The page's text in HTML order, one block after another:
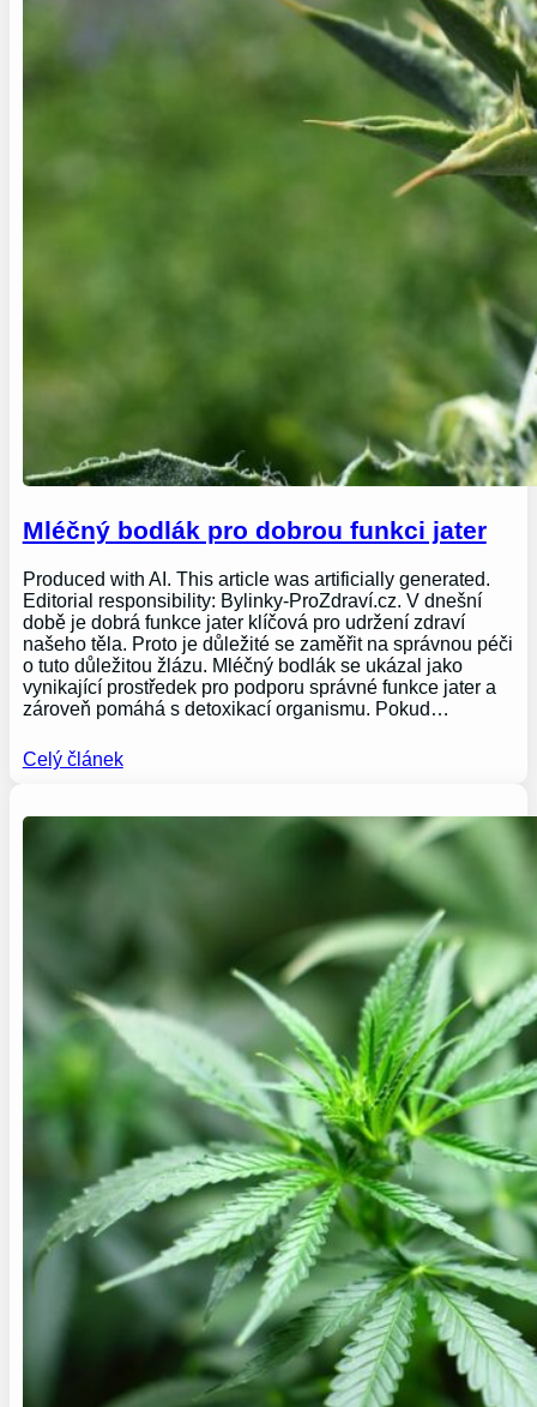
Mléčný bodlák pro dobrou funkci jater
Produced with AI. This article was artificially generated.
Editorial responsibility: Bylinky-ProZdraví.cz. V dnešní
době je dobrá funkce jater klíčová pro udržení zdraví
našeho těla. Proto je důležité se zaměřit na správnou péči
o tuto důležitou žlázu. Mléčný bodlák se ukázal jako
vynikající prostředek pro podporu správné funkce jater a
zároveň pomáhá s detoxikací organismu. Pokud…
Celý článek